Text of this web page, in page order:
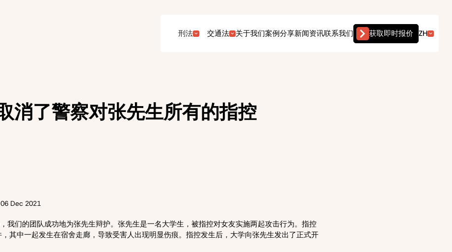
刑法 交通法 关于我们案例分享新闻资讯联系我们 获取即时报价 ZH
消了警察对张先生所有的指控
06 Dec 2021
们的团队成功地为张先生辩护。张先生是一名大学生，被指控对女友实施两起攻击行为。指控
其中一起发生在宿舍走廊，导致受害人出现明显伤痕。指控发生后，大学向张先生发出了正式开